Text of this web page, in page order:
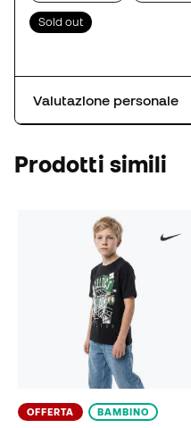
Sold out
Valutazione personale
Prodotti simili
OFFERTA BAMBINO